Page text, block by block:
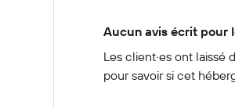
Aucun avis écrit pour
Les client·es ont laissé
pour savoir si cet